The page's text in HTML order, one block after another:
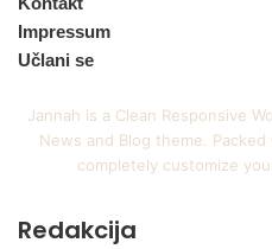
Impressum
Učlani se
Jannah is a Clean Responsive
News and Blog theme.
completely customize
Redakcija